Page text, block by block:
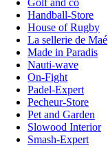
Golf and co
Handball-Store
House of Rugby
La sellerie de Maé
Made in Paradis
Nauti-wave
On-Fight
Padel-Expert
Pecheur-Store
Pet and Garden
Slowood Interior
Smash-Expert